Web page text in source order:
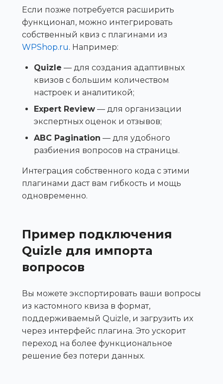
Если позже потребуется расширить
функционал, можно интегрировать
собственный квиз с плагинами из
WPShop.ru. Например:
Quizle — для создания адаптивных
квизов с большим количеством
настроек и аналитикой;
Expert Review — для организации
экспертных оценок и отзывов;
ABC Pagination — для удобного
разбиения вопросов на страницы.
Интеграция собственного кода с этими
плагинами даст вам гибкость и мощь
одновременно.
Пример подключения
Quizle для импорта
вопросов
Вы можете экспортировать ваши вопросы
из кастомного квиза в формат,
поддерживаемый Quizle, и загрузить их
через интерфейс плагина. Это ускорит
переход на более функциональное
решение без потери данных.